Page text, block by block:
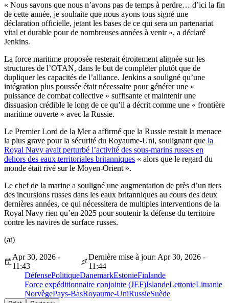
« Nous savons que nous n’avons pas de temps à perdre… d’ici la fin
de cette année, je souhaite que nous ayons tous signé une
déclaration officielle, jetant les bases de ce qui sera un partenariat
vital et durable pour de nombreuses années à venir », a déclaré
Jenkins.
La force maritime proposée resterait étroitement alignée sur les
structures de l’OTAN, dans le but de compléter plutôt que de
dupliquer les capacités de l’alliance. Jenkins a souligné qu’une
intégration plus poussée était nécessaire pour générer une «
puissance de combat collective » suffisante et maintenir une
dissuasion crédible le long de ce qu’il a décrit comme une « frontière
maritime ouverte » avec la Russie.
Le Premier Lord de la Mer a affirmé que la Russie restait la menace
la plus grave pour la sécurité du Royaume-Uni, soulignant que la
Royal Navy avait perturbé l’activité des sous-marins russes en
dehors des eaux territoriales britanniques « alors que le regard du
monde était rivé sur le Moyen-Orient ».
Le chef de la marine a souligné une augmentation de près d’un tiers
des incursions russes dans les eaux britanniques au cours des deux
dernières années, ce qui nécessitera de multiples interventions de la
Royal Navy rien qu’en 2025 pour soutenir la défense du territoire
contre les navires de surface russes.
(at)
Apr 30, 2026 -
11:43
Dernière mise à jour: Apr 30, 2026 -
11:44
DéfensePolitiqueDanemarkEstonieFinlande
Force expéditionnaire conjointe (JEF)IslandeLettonieLituanie
NorvègePays-BasRoyaume-UniRussieSuède